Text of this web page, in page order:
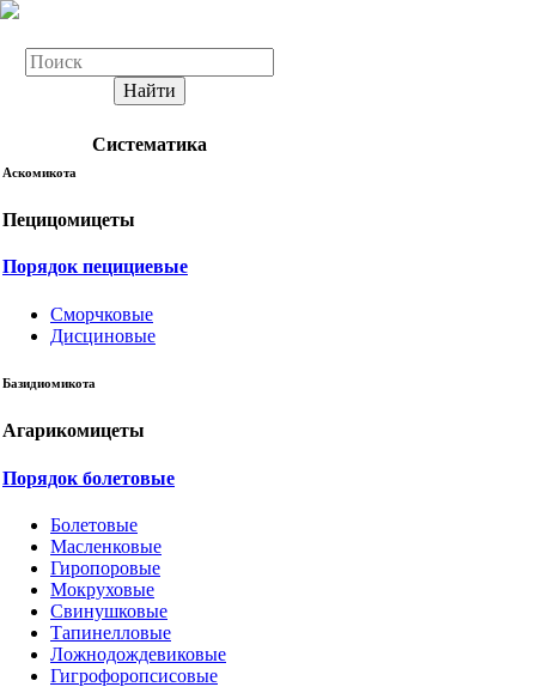
Найти
Систематика
Аскомикота
Пецицомицеты
Порядок пецициевые
Сморчковые
Дисциновые
Базидиомикота
Агарикомицеты
Порядок болетовые
Болетовые
Масленковые
Гиропоровые
Мокруховые
Свинушковые
Тапинелловые
Ложнодождевиковые
Гигрофоропсисовые